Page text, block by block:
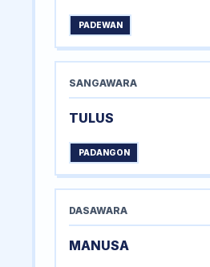
PADEWAN
SANGAWARA
TULUS
PADANGON
DASAWARA
MANUSA